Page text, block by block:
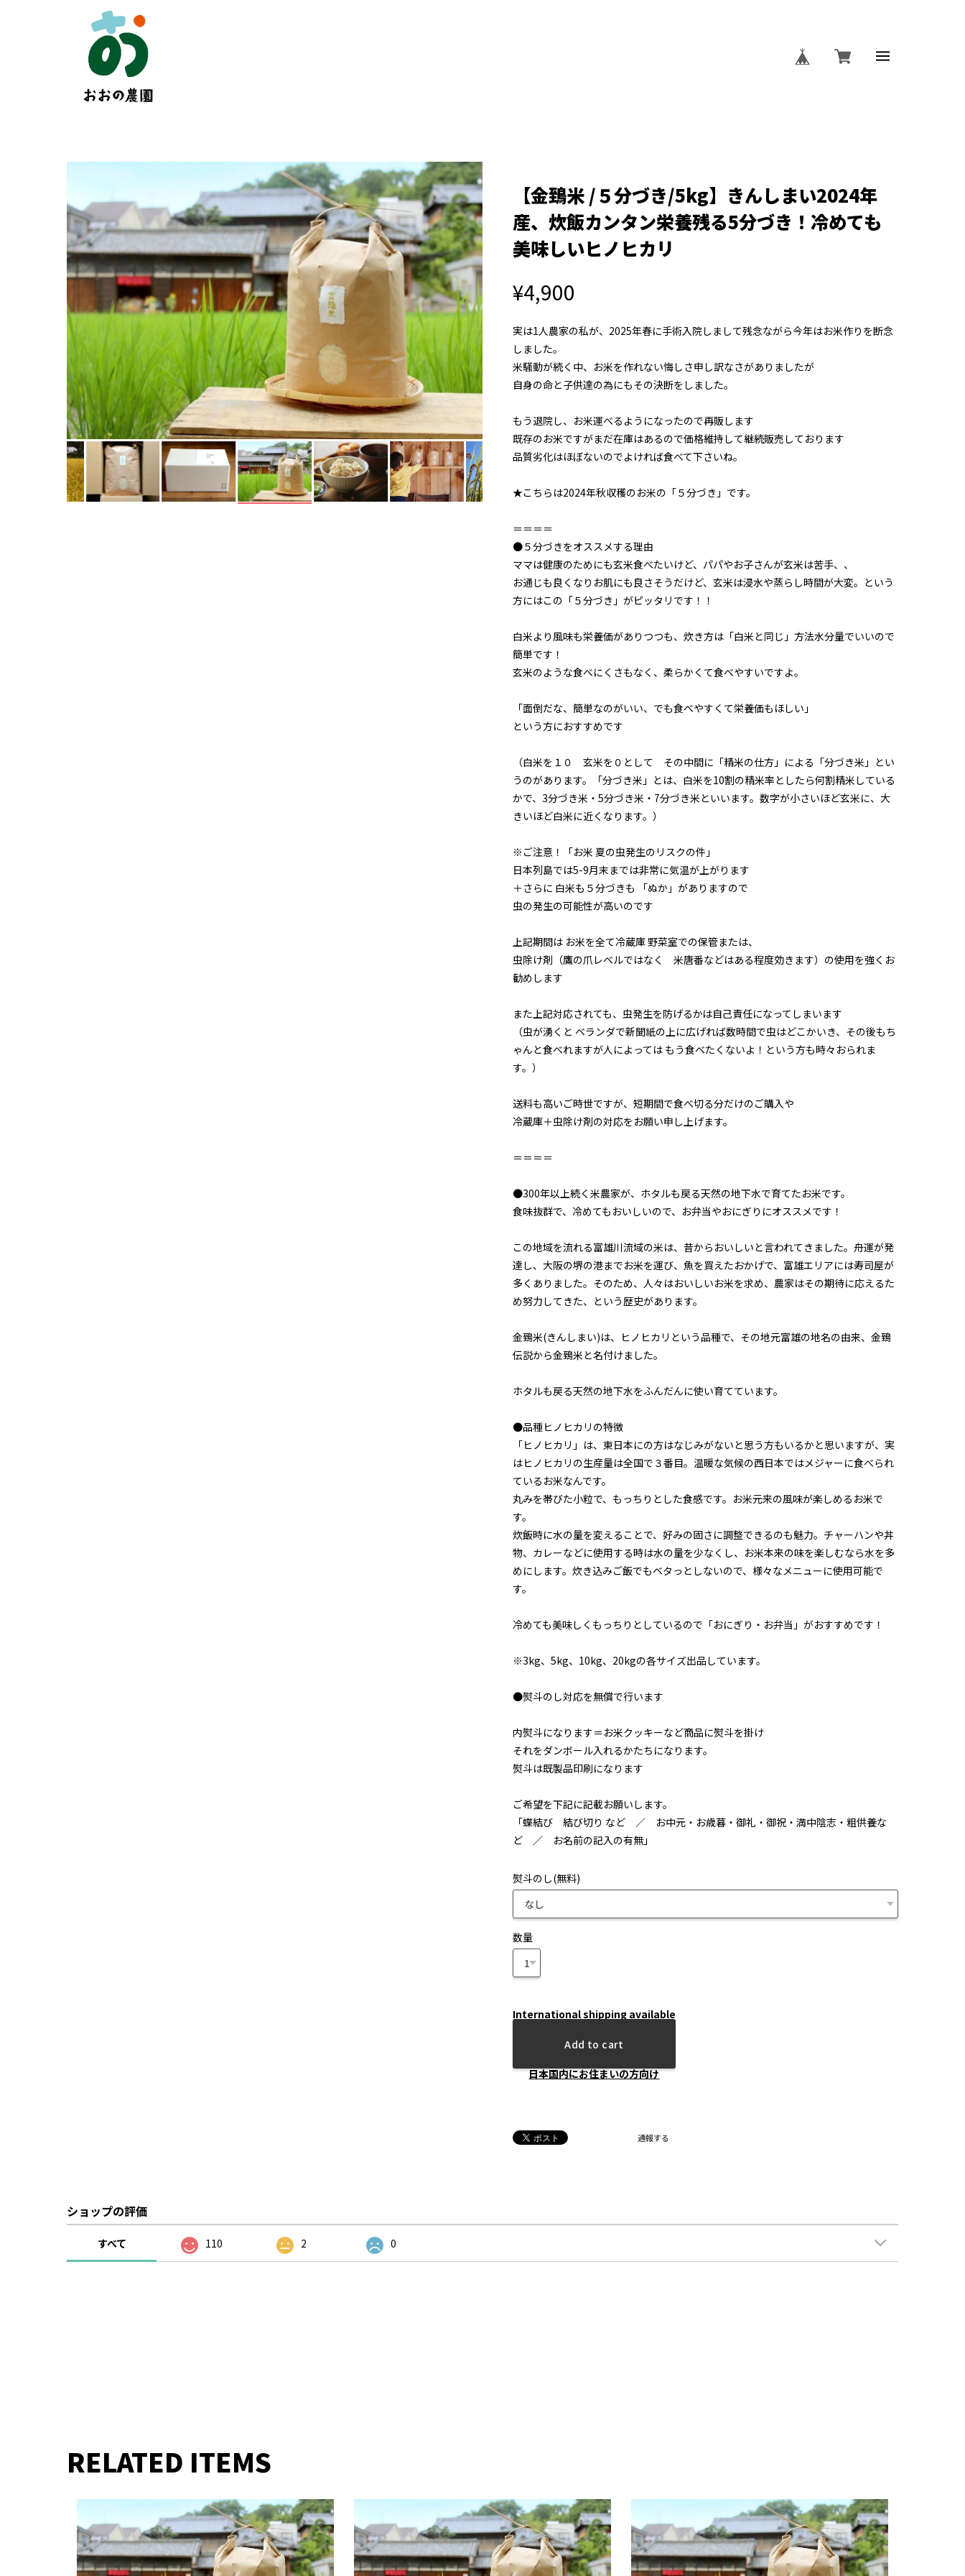
【金鵄米 /５分づき/5kg】きんしまい2024年
産、炊飯カンタン栄養残る5分づき！冷めても
美味しいヒノヒカリ
¥4,900
実は1人農家の私が、2025年春に手術入院しまして残念ながら今年はお米作りを断念
しました。
米騒動が続く中、お米を作れない悔しさ申し訳なさがありましたが
自身の命と子供達の為にもその決断をしました。
もう退院し、お米運べるようになったので再販します
既存のお米ですがまだ在庫はあるので価格維持して継続販売しております
品質劣化はほぼないのでよければ食べて下さいね。
★こちらは2024年秋収穫のお米の「５分づき」です。
＝＝＝＝
●５分づきをオススメする理由
ママは健康のためにも玄米食べたいけど、パパやお子さんが玄米は苦手、、
お通じも良くなりお肌にも良さそうだけど、玄米は浸水や蒸らし時間が大変。という
方にはこの「５分づき」がピッタリです！！
白米より風味も栄養価がありつつも、炊き方は「白米と同じ」方法水分量でいいので
簡単です！
玄米のような食べにくさもなく、柔らかくて食べやすいですよ。
「面倒だな、簡単なのがいい、でも食べやすくて栄養価もほしい」
という方におすすめです
（白米を１０ 玄米を０として その中間に「精米の仕方」による「分づき米」とい
うのがあります。「分づき米」とは、白米を10割の精米率としたら何割精米している
かで、3分づき米・5分づき米・7分づき米といいます。数字が小さいほど玄米に、大
きいほど白米に近くなります。）
※ご注意！「お米 夏の虫発生のリスクの件」
日本列島では5-9月末までは非常に気温が上がります
＋さらに 白米も５分づきも 「ぬか」がありますので
虫の発生の可能性が高いのです
上記期間は お米を全て冷蔵庫 野菜室での保管または、
虫除け剤（鷹の爪レベルではなく 米唐番などはある程度効きます）の使用を強くお
勧めします
また上記対応されても、虫発生を防げるかは自己責任になってしまいます
（虫が湧くと ベランダで新聞紙の上に広げれば数時間で虫はどこかいき、その後もち
ゃんと食べれますが人によっては もう食べたくないよ！という方も時々おられま
す。）
送料も高いご時世ですが、短期間で食べ切る分だけのご購入や
冷蔵庫＋虫除け剤の対応をお願い申し上げます。
＝＝＝＝
●300年以上続く米農家が、ホタルも戻る天然の地下水で育てたお米です。
食味抜群で、冷めてもおいしいので、お弁当やおにぎりにオススメです！
この地域を流れる富雄川流域の米は、昔からおいしいと言われてきました。舟運が発
達し、大阪の堺の港までお米を運び、魚を買えたおかげで、富雄エリアには寿司屋が
多くありました。そのため、人々はおいしいお米を求め、農家はその期待に応えるた
め努力してきた、という歴史があります。
金鵄米(きんしまい)は、ヒノヒカリという品種で、その地元富雄の地名の由来、金鵄
伝説から金鵄米と名付けました。
ホタルも戻る天然の地下水をふんだんに使い育てています。
●品種ヒノヒカリの特徴
「ヒノヒカリ」は、東日本にの方はなじみがないと思う方もいるかと思いますが、実
はヒノヒカリの生産量は全国で３番目。温暖な気候の西日本ではメジャーに食べられ
ているお米なんです。
丸みを帯びた小粒で、もっちりとした食感です。お米元来の風味が楽しめるお米で
す。
炊飯時に水の量を変えることで、好みの固さに調整できるのも魅力。チャーハンや丼
物、カレーなどに使用する時は水の量を少なくし、お米本来の味を楽しむなら水を多
めにします。炊き込みご飯でもベタっとしないので、様々なメニューに使用可能で
す。
冷めても美味しくもっちりとしているので「おにぎり・お弁当」がおすすめです！
※3kg、5kg、10kg、20kgの各サイズ出品しています。
●熨斗のし対応を無償で行います
内熨斗になります＝お米クッキーなど商品に熨斗を掛け
それをダンボール入れるかたちになります。
熨斗は既製品印刷になります
ご希望を下記に記載お願いします。
「蝶結び 結び切り など ／ お中元・お歳暮・御礼・御祝・満中陰志・粗供養な
ど ／ お名前の記入の有無」
熨斗のし(無料)
数量
International shipping available
Add to cart
日本国内にお住まいの方向け
通報する
ショップの評価
すべて 110 2 0
RELATED ITEMS